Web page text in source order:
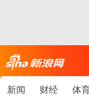
新闻 财经 体